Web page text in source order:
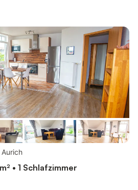
Sonnenterrasse mit Blick in den
Schlafzimmer mit zusätzlichem TV
mit Einzelbett). Beide haben jeweils
• 1 Schlafzimmer